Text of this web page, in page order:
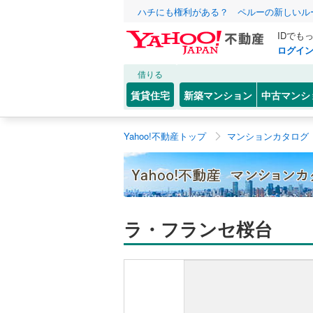
ハチにも権利がある？ ペルーの新しいル
IDでも
ログイン
借りる
賃貸住宅 新築マンション 中古マンシ
Yahoo!不動産トップ マンションカタログ
ラ・フランセ桜台